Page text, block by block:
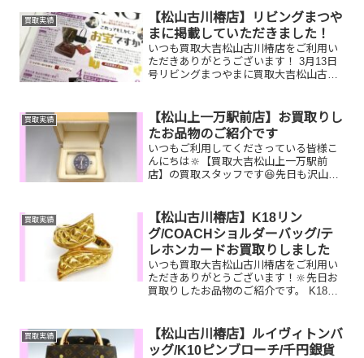
買取実績
【松山古川椿店】リビングまつや
まに掲載していただきました！
いつも買取大吉松山古川椿店をご利用い
ただきありがとうございます！ 3月13日
号リビングまつやまに買取大吉松山古川
です！ お家で眠っていたお品物、捨てて
しまう前にぜひ...
買取実績
【松山上一万駅前店】お買取りし
たお品物のご紹介です
いつもご利用してくださっている皆様こ
んにちは🔆【買取大吉松山上一万駅前
店】の買取スタッフです😆先日も沢山の
ネックレス ルイヴィトン タンブー
ルGMT 全国百...
買取実績
【松山古川椿店】K18リン
グ/COACHショルダーバッグ/テ
レホンカードお買取りしました
いつも買取大吉松山古川椿店をご利用い
ただきありがとうございます！🔆先日お
買取りしたお品物のご紹介です。 K18リ
ませんか？ぜひ買取大吉松山古川椿店に
お査定させてく...
買取実績
【松山古川椿店】ルイヴィトンバ
ッグ/K10ピンブローチ/千円銀貨